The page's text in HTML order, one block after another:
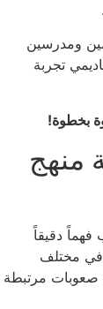
ومدرسين
تجربة
بخطوة!
منهج
فهماً دقيقاً
في مختلف
صعوبات مرتبطة